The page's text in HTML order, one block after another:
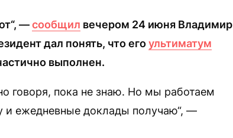
—сообщил вечером 24 июня Владимир
дал понять, что егоультиматум
выполнен.
говоря, пока не знаю. Но мы работаем
и ежедневные доклады получаю“, —